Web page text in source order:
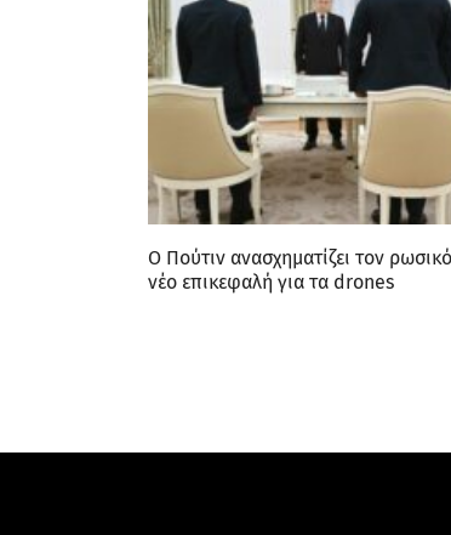
Ο Πούτιν ανασχηματίζει τον
νέο επικεφαλή για τα drones